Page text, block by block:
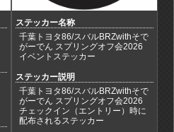
ステッカー名称
千葉トヨタ86/スバルBRZwithそで
がーでん スプリングオフ会2026
イベントステッカー
ステッカー説明
千葉トヨタ86/スバルBRZwithそで
がーでん スプリングオフ会2026
チェックイン（エントリー）時に
配布されるステッカー